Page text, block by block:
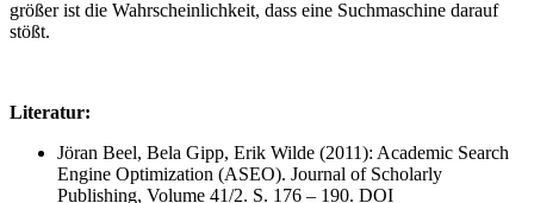
größer ist die Wahrscheinlichkeit, dass eine Suchmaschine darauf
stößt.
Literatur:
Jöran Beel, Bela Gipp, Erik Wilde (2011): Academic Search
Engine Optimization (ASEO). Journal of Scholarly
Publishing, Volume 41/2. S. 176 – 190. DOI